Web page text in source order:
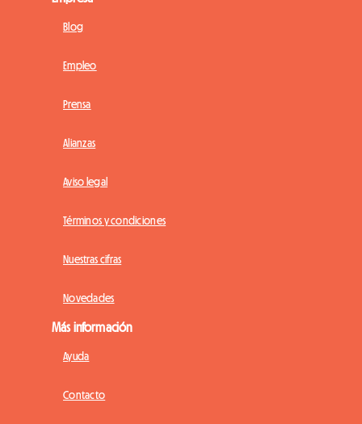
Blog
Empleo
Prensa
Alianzas
Aviso legal
Términos y condiciones
Nuestras cifras
Novedades
Más información
Ayuda
Contacto